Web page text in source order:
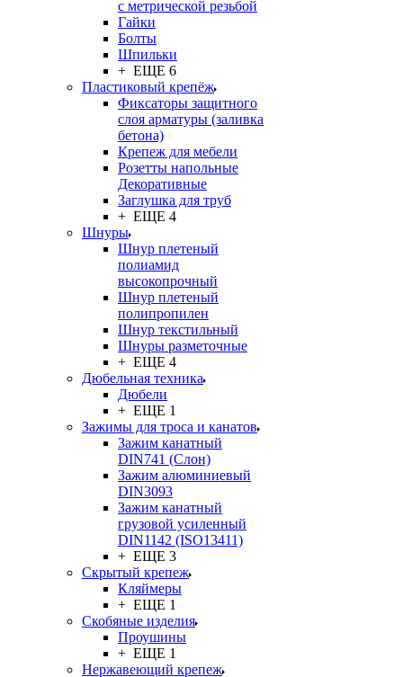
с метрической резьбой
Гайки
Болты
Шпильки
+ ЕЩЕ 6
Пластиковый крепёж
Фиксаторы защитного
слоя арматуры (заливка
бетона)
Крепеж для мебели
Розетты напольные
Декоративные
Заглушка для труб
+ ЕЩЕ 4
Шнуры
Шнур плетеный
полиамид
высокопрочный
Шнур плетеный
полипропилен
Шнур текстильный
Шнуры разметочные
+ ЕЩЕ 4
Дюбельная техника
Дюбели
+ ЕЩЕ 1
Зажимы для троса и канатов
Зажим канатный
DIN741 (Cлон)
Зажим алюминиевый
DIN3093
Зажим канатный
грузовой усиленный
DIN1142 (ISO13411)
+ ЕЩЕ 3
Скрытый крепеж
Кляймеры
+ ЕЩЕ 1
Скобяные изделия
Проушины
+ ЕЩЕ 1
Нержавеющий крепеж